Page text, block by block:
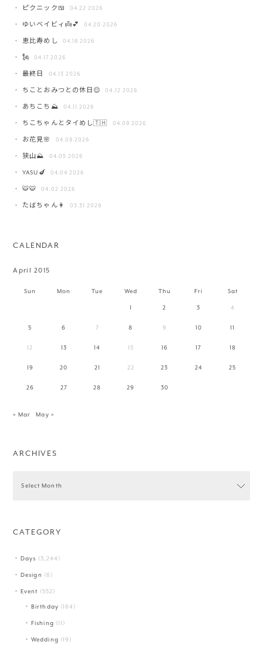
ピクニック🍱 04.22 2026
ゆいベイビィ👼💕 04.20 2026
恵比寿めし 04.18 2026
🗽 04.17 2026
最終日 04.13 2026
ちことおみつとの休日😌 04.12 2026
あちこち⛰️ 04.11 2026
ちこちゃんとタイめし🇹🇭 04.09 2026
お花見🌸 04.08 2026
狭山⛰️ 04.05 2026
YASU🍆 04.04 2026
🐯🐯 04.02 2026
たばちゃん👩 03.31 2026
CALENDAR
April 2015
Sun Mon Tue Wed Thu Fri Sat
1 2 3 4
5 6 7 8 9 10 11
12 13 14 15 16 17 18
19 20 21 22 23 24 25
26 27 28 29 30
« Mar May »
ARCHIVES
CATEGORY
Days (3,244)
Design (6)
Event (552)
Birthday (164)
Fishing (11)
Wedding (19)